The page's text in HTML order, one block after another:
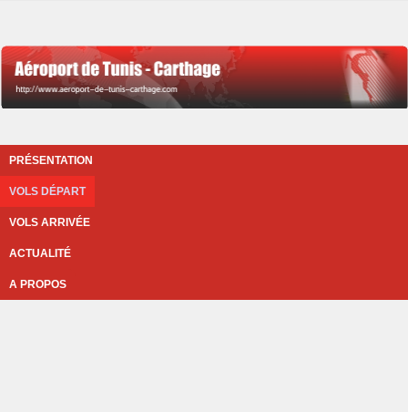
PRÉSENTATION
VOLS DÉPART
VOLS ARRIVÉE
ACTUALITÉ
A PROPOS